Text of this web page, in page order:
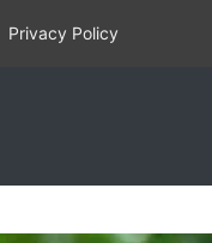
Privacy Policy